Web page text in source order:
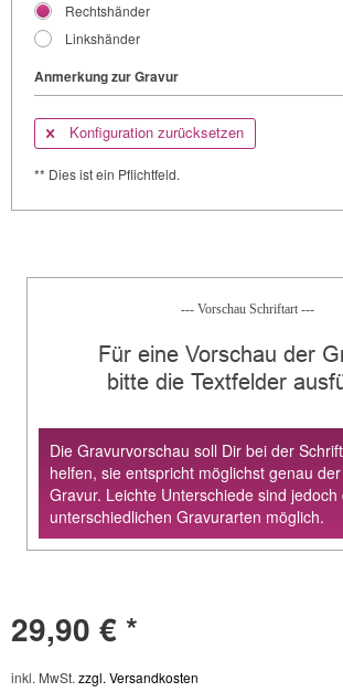
Rechtshänder
Linkshänder
Anmerkung zur Gravur
Konfiguration zurücksetzen
** Dies ist ein Pflichtfeld.
--- Vorschau Schriftart ---
Für eine Vorschau der
bitte die Textfelder
Die Gravurvorschau soll Dir bei der
helfen, sie entspricht möglichst genau
Gravur. Leichte Unterschiede sind jedoch
unterschiedlichen Gravurarten möglich.
29,90 € *
inkl. MwSt.zzgl. Versandkosten